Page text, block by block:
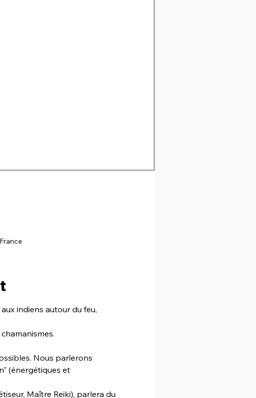
indiens autour du feu,
Nous parlerons
(énergétiques et
Maître Reiki), parlera du